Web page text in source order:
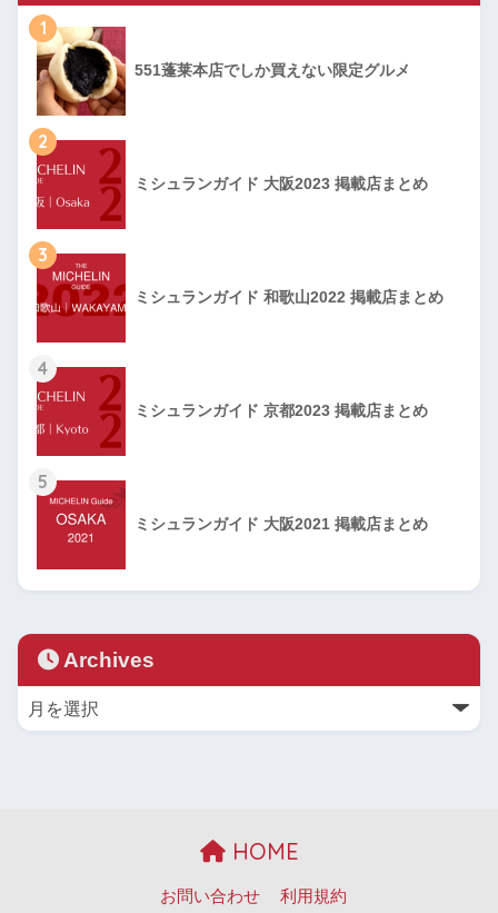
1
551蓬莱本店でしか買えない限定グルメ
2
ミシュランガイド 大阪2023 掲載店まとめ
3
ミシュランガイド 和歌山2022 掲載店まとめ
4
ミシュランガイド 京都2023 掲載店まとめ
5
ミシュランガイド 大阪2021 掲載店まとめ
Archives
HOME
お問い合わせ 利用規約